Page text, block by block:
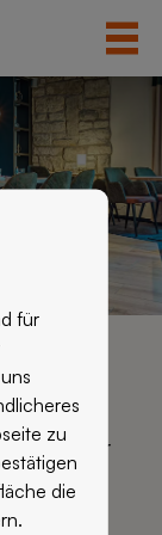
in
einen
Teile der
für
zu
die